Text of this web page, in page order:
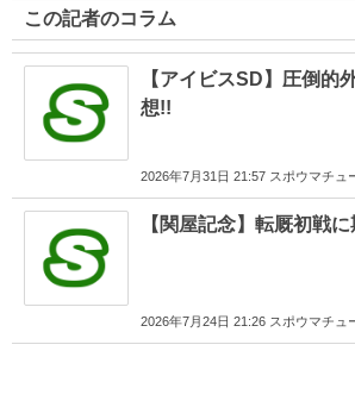
この記者のコラム
【アイビスSD】圧倒的
想!!
2026年7月31日 21:57 スポウマチュ
【関屋記念】転厩初戦
2026年7月24日 21:26 スポウマチュ